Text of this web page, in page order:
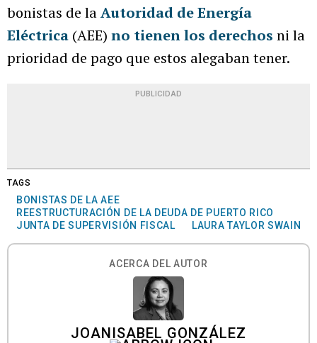
bonistas de laAutoridad de Energía
Eléctrica (AEE) no tienen los derechos ni la
prioridad de pago que estos alegaban tener.
PUBLICIDAD
TAGS
BONISTAS DE LA AEE
REESTRUCTURACIÓN DE LA DEUDA DE PUERTO RICO
JUNTA DE SUPERVISIÓN FISCAL
LAURA TAYLOR SWAIN
ACERCA DEL AUTOR
JOANISABEL GONZÁLEZ